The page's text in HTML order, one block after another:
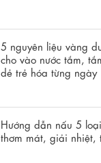
5 nguyên liệu vàng
cho vào nước tắm,
dẻ trẻ hóa từng ngày
Hướng dẫn nấu 5
thơm mát, giải nhiệt,